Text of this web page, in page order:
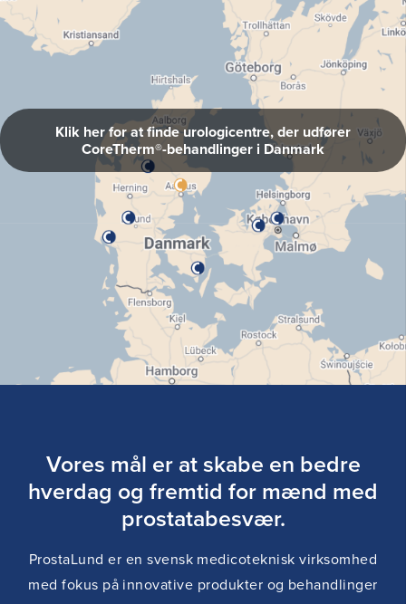
Klik her for at finde urologicentre, der udfører
CoreTherm®-behandlinger i Danmark
Vores mål er at skabe en bedre
hverdag og fremtid for mænd med
prostatabesvær.
ProstaLund er en svensk medicoteknisk virksomhed
med fokus på innovative produkter og behandlinger